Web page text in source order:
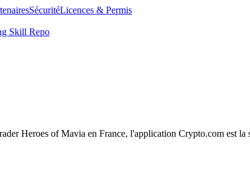
SécuritéLicences & Permis
Skill Repo
Heroes of Mavia en France, l'application Crypto.com est